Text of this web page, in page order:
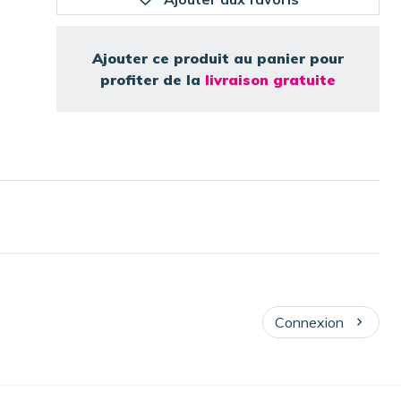
Ajouter ce produit au panier pour
profiter de la livraison gratuite
Connexion